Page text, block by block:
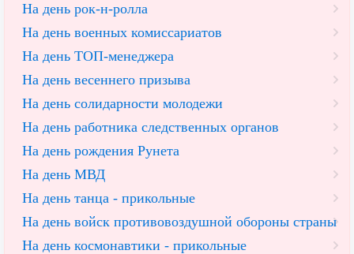
На день рок-н-ролла
На день военных комиссариатов
На день ТОП-менеджера
На день весеннего призыва
На день солидарности молодежи
На день работника следственных органов
На день рождения Рунета
На день МВД
На день танца - прикольные
На день войск противовоздушной обороны страны
На день космонавтики - прикольные